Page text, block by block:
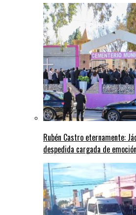
Rubén Castro eternamente:
despedida cargada de